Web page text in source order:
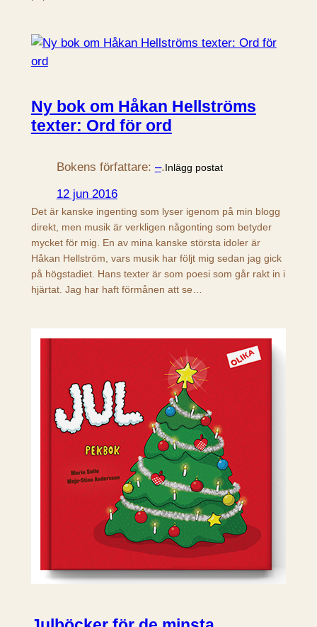
Ny bok om Håkan Hellströms
texter: Ord för ord
Bokens författare: –.Inlägg postat
12 jun 2016
Det är kanske ingenting som lyser igenom på min blogg
direkt, men musik är verkligen någonting som betyder
mycket för mig. En av mina kanske största idoler är
Håkan Hellström, vars musik har följt mig sedan jag gick
på högstadiet. Hans texter är som poesi som går rakt in i
hjärtat. Jag har haft förmånen att se…